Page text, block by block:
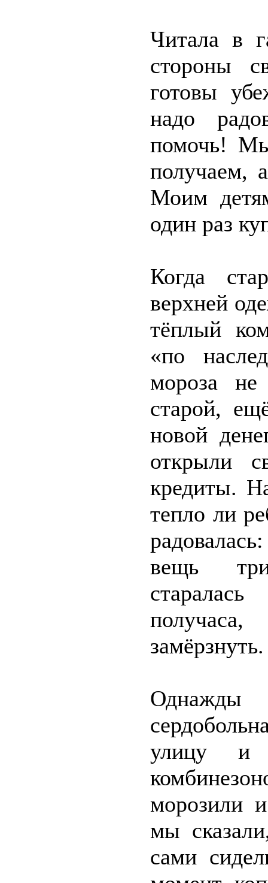
Читала в
стороны
готовы
надо
помочь!
получаем,
Моим
один раз
Когда
верхней
тёплый
«по
мороза
старой,
новой
открыли
кредиты.
тепло ли
вещь
замёрзнуть.
улицу и
морозили
мы
сами